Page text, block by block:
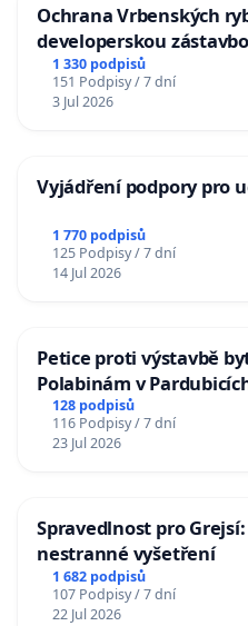
Ochrana Vrbenských
developerskou
1 330 podpisů
151 Podpisy / 7 dní
3 Jul 2026
Vyjádření podpory pro
1 770 podpisů
125 Podpisy / 7 dní
14 Jul 2026
Petice proti výstavbě
Polabinám v
128 podpisů
116 Podpisy / 7 dní
23 Jul 2026
Spravedlnost pro
nestranné vyšetření
1 682 podpisů
107 Podpisy / 7 dní
22 Jul 2026